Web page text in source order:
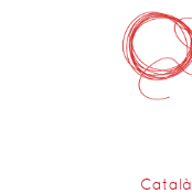
Català